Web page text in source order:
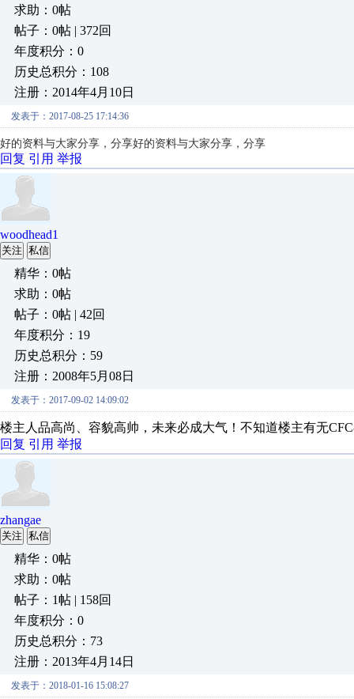
求助：0帖
帖子：0帖 | 372回
年度积分：0
历史总积分：108
注册：2014年4月10日
发表于：2017-08-25 17:14:36
好的资料与大家分享，分享好的资料与大家分享，分享
回复 引用 举报
woodhead1
关注 私信
精华：0帖
求助：0帖
帖子：0帖 | 42回
年度积分：19
历史总积分：59
注册：2008年5月08日
发表于：2017-09-02 14:09:02
楼主人品高尚、容貌高帅，未来必成大气！不知道楼主有无
回复 引用 举报
zhangae
关注 私信
精华：0帖
求助：0帖
帖子：1帖 | 158回
年度积分：0
历史总积分：73
注册：2013年4月14日
发表于：2018-01-16 15:08:27